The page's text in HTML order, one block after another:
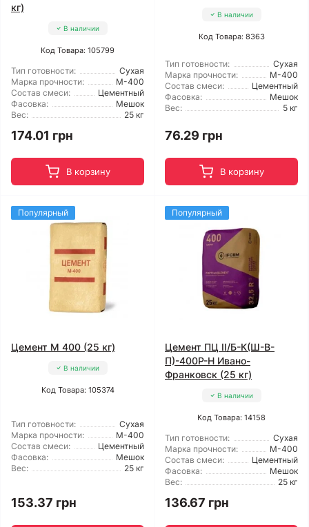
кг)
В наличии
Код Товара: 105799
Тип готовности:
Сухая
Марка прочности:
М-400
Состав смеси:
Цементный
Фасовка:
Мешок
Вес:
25 кг
174.01 грн
В корзину
В наличии
Код Товара: 8363
Тип готовности:
Сухая
Марка прочности:
М-400
Состав смеси:
Цементный
Фасовка:
Мешок
Вес:
5 кг
76.29 грн
В корзину
Популярный
Цемент М 400 (25 кг)
В наличии
Код Товара: 105374
Тип готовности:
Сухая
Марка прочности:
М-400
Состав смеси:
Цементный
Фасовка:
Мешок
Вес:
25 кг
153.37 грн
Популярный
Цемент ПЦ ІІ/Б-К(Ш-В-
П)-400Р-Н Ивано-
Франковск (25 кг)
В наличии
Код Товара: 14158
Тип готовности:
Сухая
Марка прочности:
М-400
Состав смеси:
Цементный
Фасовка:
Мешок
Вес:
25 кг
136.67 грн